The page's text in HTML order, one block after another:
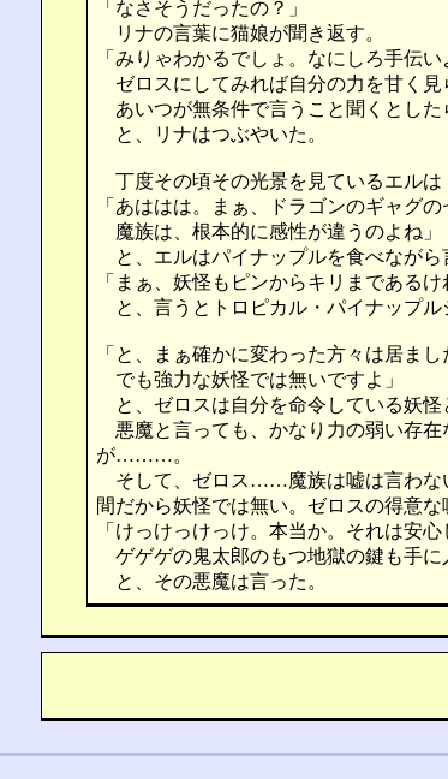
「なさそうだったの？」
リナの言葉に猫娘が聞き返す。
「みりゃわかるでしょ。なにしろ手伝い
ゼロスにしてみれば自分の力を甘く
あいつが無条件で言うこと聞くとし
と、リナはつぶやいた。
丁度その頃その光景を見ているエルは
「あははは。まぁ、ドラゴンのギャグ
魔族は、根本的に感性が違うのよね」
と、エルはパイナップルを食べながら
「まぁ、妖怪もピンからキリまである
と、言うとトロピカル・パイナップル
「と、まぁ確かに変わった方々は居まし
でも強力な妖怪では無いですよ」
と、ゼロスは自分を命令している妖怪
悪魔と言っても、かなり力の弱い存在
が………。
そして、ゼロス……魔族は嘘は言わな
間だから妖怪では無い。ゼロスの得意
「けっけっけっけ。本当か。それは安心
ゲゲゲの鬼太郎のもつ地獄の鍵も手に
と、その悪魔は言った。